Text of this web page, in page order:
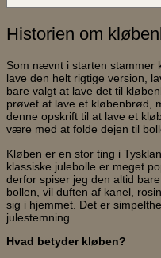
Historien om
Som nævnt i starten stammer
lave den helt rigtige version,
bare valgt at lave det til
prøvet at lave et kløbenbrød,
denne opskrift til at lave et
være med at folde dejen til
Kløben er en stor ting i
klassiske julebolle er meget
derfor spiser jeg den altid
bollen, vil duften af kanel,
sig i hjemmet. Det er
julestemning.
Hvad betyder kløben?